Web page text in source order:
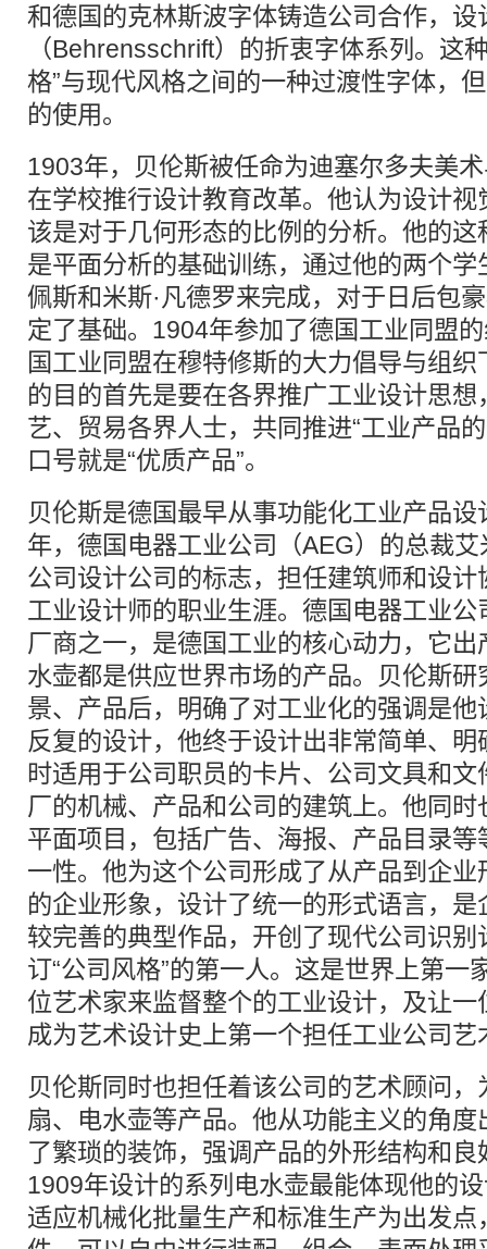
和德国的克林斯波字体铸造公司合作，设
（Behrensschrift）的折衷字体系列。这
格”与现代风格之间的一种过渡性字体，
的使用。
1903年，贝伦斯被任命为迪塞尔多夫美
在学校推行设计教育改革。他认为设计
该是对于几何形态的比例的分析。他的
是平面分析的基础训练，通过他的两个学
佩斯和米斯·凡德罗来完成，对于日后包
定了基础。1904年参加了德国工业同盟
国工业同盟在穆特修斯的大力倡导与组
的目的首先是要在各界推广工业设计思
艺、贸易各界人士，共同推进“工业产品
口号就是“优质产品”。
贝伦斯是德国最早从事功能化工业产品
年，德国电器工业公司（AEG）的总裁
公司设计公司的标志，担任建筑师和设
工业设计师的职业生涯。德国电器工业
厂商之一，是德国工业的核心动力，它
水壶都是供应世界市场的产品。贝伦斯
景、产品后，明确了对工业化的强调是
反复的设计，他终于设计出非常简单、
时适用于公司职员的卡片、公司文具和
厂的机械、产品和公司的建筑上。他同
平面项目，包括广告、海报、产品目录
一性。他为这个公司形成了从产品到企
的企业形象，设计了统一的形式语言，
较完善的典型作品，开创了现代公司识
订“公司风格”的第一人。这是世界上第一
位艺术家来监督整个的工业设计，及让
成为艺术设计史上第一个担任工业公司
贝伦斯同时也担任着该公司的艺术顾问
扇、电水壶等产品。他从功能主义的角
了繁琐的装饰，强调产品的外形结构和
1909年设计的系列电水壶最能体现他的
适应机械化批量生产和标准生产为出发